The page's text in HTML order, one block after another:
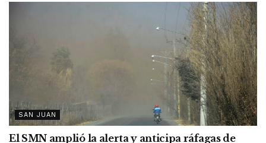
SAN JUAN
El SMN amplió la alerta y anticipa ráfagas de